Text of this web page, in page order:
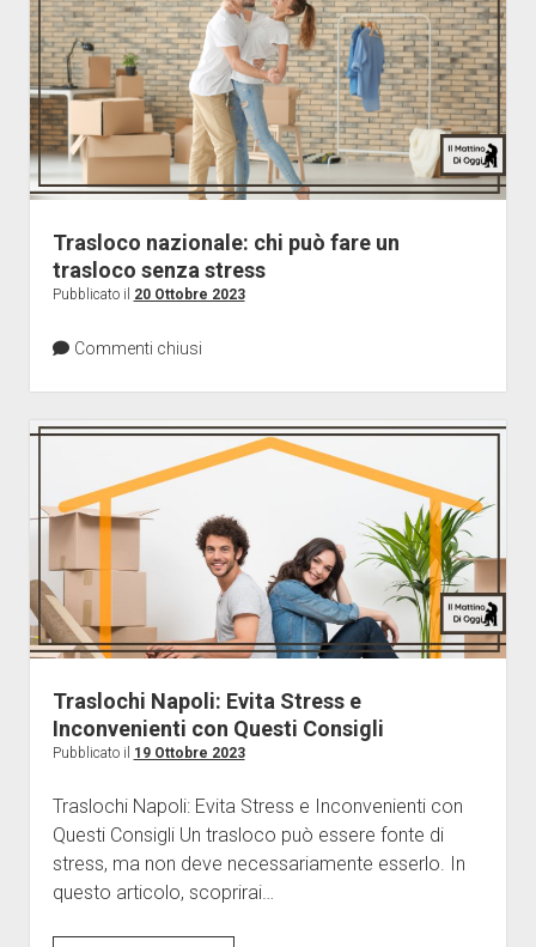
Trasloco nazionale: chi può fare un
trasloco senza stress
Pubblicato il 20 Ottobre 2023
Commenti chiusi
Traslochi Napoli: Evita Stress e
Inconvenienti con Questi Consigli
Pubblicato il 19 Ottobre 2023
Traslochi Napoli: Evita Stress e Inconvenienti con
Questi Consigli Un trasloco può essere fonte di
stress, ma non deve necessariamente esserlo. In
questo articolo, scoprirai…